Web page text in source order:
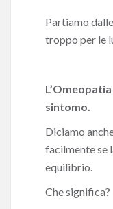
Partiamo
troppo per le
sintomo.
Diciamo
facilmente se
equilibrio.
Che significa?